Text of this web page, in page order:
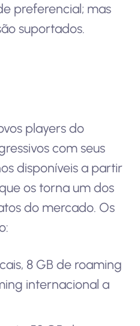
preferencial; mas
suportados.
players do
com seus
disponíveis a partir
os torna um dos
do mercado. Os
8 GB de roaming
internacional a